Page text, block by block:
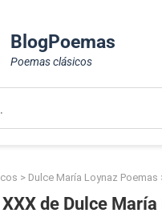
BlogPoemas
Poemas clásicos
> Dulce María Loynaz Poemas
XXX de Dulce